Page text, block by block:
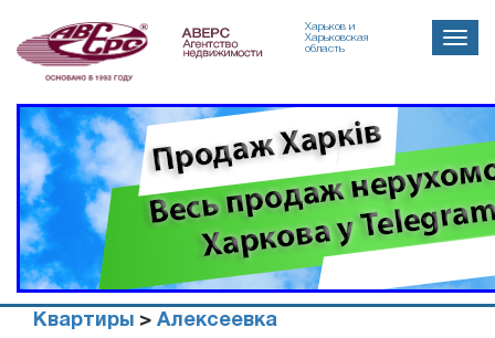
Харьков и
Харьковская
область
Toggle
Квартиры > Алексеевка